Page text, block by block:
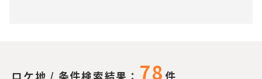
ロケ地 / 条件検索結果： 78 件